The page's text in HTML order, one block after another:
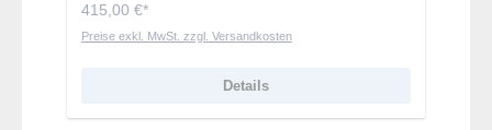
415,00 €*
Preise exkl. MwSt. zzgl. Versandkosten
Details